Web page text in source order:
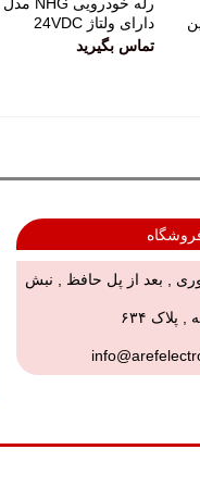
دارای ولتاژ 24VDC
تماس بگیرید
, بعد از پل حافظ , نبش
۶۳۴